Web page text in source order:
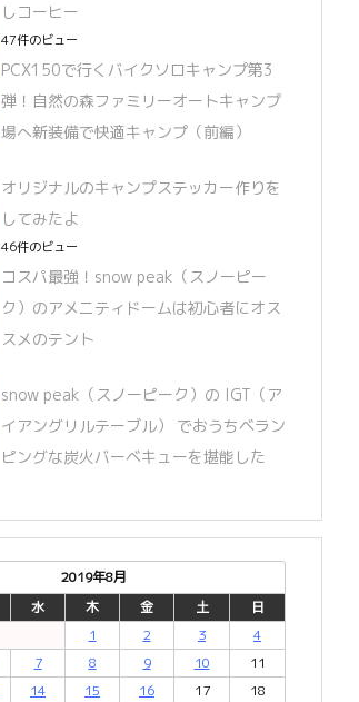
しコーヒー
47件のビュー
PCX150で行くバイクソロキャンプ第3
弾！自然の森ファミリーオートキャンプ
場へ新装備で快適キャンプ（前編）
オリジナルのキャンプステッカー作りを
してみたよ
46件のビュー
コスパ最強！snow peak（スノーピー
ク）のアメニティドームは初心者にオス
スメのテント
snow peak（スノーピーク）の IGT（ア
イアングリルテーブル） でおうちベラン
ピングな炭火バーベキューを堪能した
2019年8月
水 木 金 土
日
1
2 3
4
7 8 9 10
11
14 15 16 17
18